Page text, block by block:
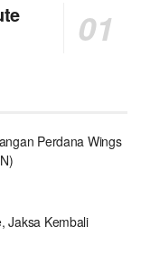
Perdana Wings
Jaksa Kembali